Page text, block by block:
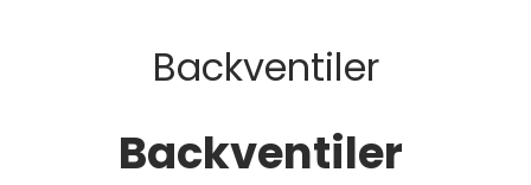
Backventiler
Backventiler